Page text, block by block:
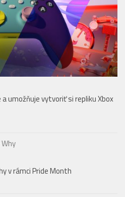
umožňuje vytvoriť si repliku Xbox
v rámci Pride Month